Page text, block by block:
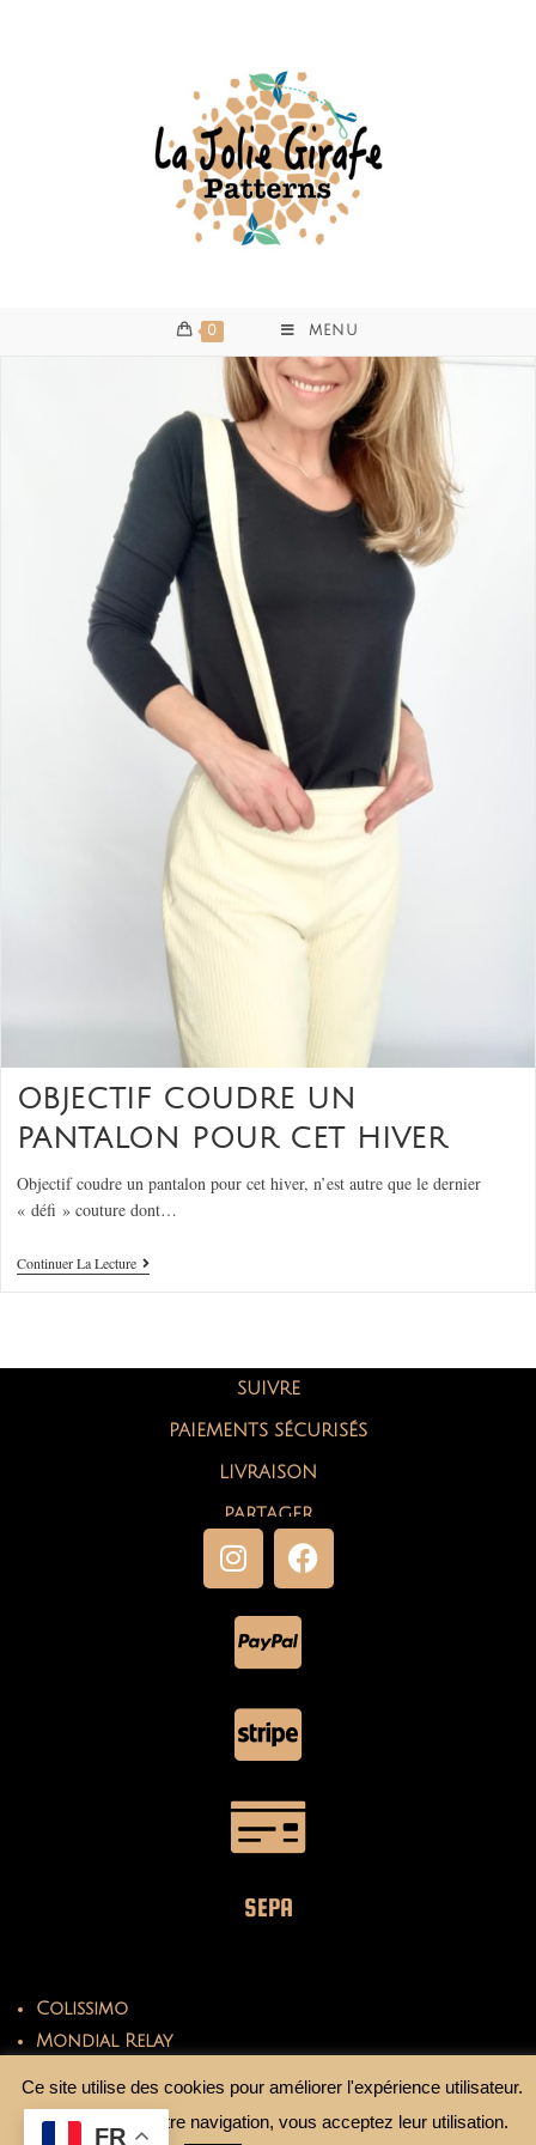
0 MENU
OBJECTIF COUDRE UN
PANTALON POUR CET HIVER
Objectif coudre un pantalon pour cet hiver, n’est autre que le dernier
« défi » couture dont…
Continuer La Lecture
SUIVRE
PAIEMENTS SÉCURISÉS
LIVRAISON
PARTAGER
SEPA
Colissimo
Mondial Relay
Ce site utilise des cookies pour améliorer l'expérience utilisateur.
En continuant votre navigation, vous acceptez leur utilisation.
FR